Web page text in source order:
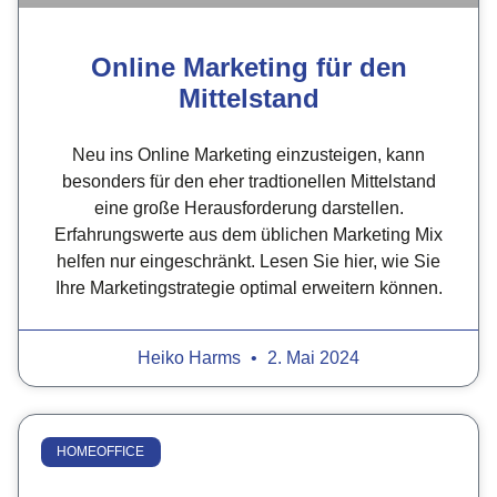
Online Marketing für den
Mittelstand
Neu ins Online Marketing einzusteigen, kann
besonders für den eher tradtionellen Mittelstand
eine große Herausforderung darstellen.
Erfahrungswerte aus dem üblichen Marketing Mix
helfen nur eingeschränkt. Lesen Sie hier, wie Sie
Ihre Marketingstrategie optimal erweitern können.
Heiko Harms 2. Mai 2024
HOMEOFFICE